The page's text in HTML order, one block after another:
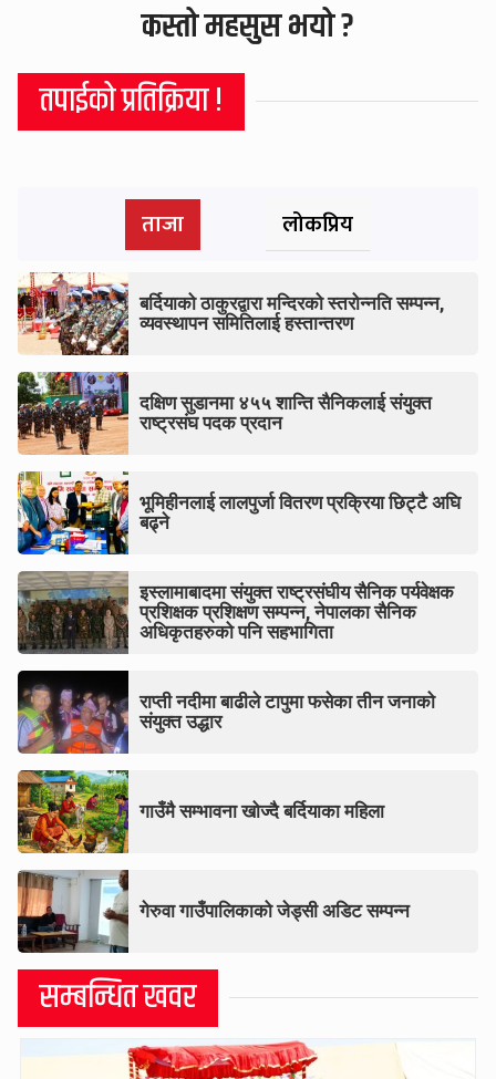
कस्तो महसुस भयो ?
तपाईको प्रतिक्रिया !
ताजा लोकप्रिय
बर्दियाको ठाकुरद्वारा मन्दिरको स्तरोन्नति सम्पन्न,
व्यवस्थापन समितिलाई हस्तान्तरण
दक्षिण सुडानमा ४५५ शान्ति सैनिकलाई संयुक्त
राष्ट्रसंघ पदक प्रदान
भूमिहीनलाई लालपुर्जा वितरण प्रक्रिया छिट्टै अघि
बढ्ने
इस्लामाबादमा संयुक्त राष्ट्रसंघीय सैनिक पर्यवेक्षक
प्रशिक्षक प्रशिक्षण सम्पन्न, नेपालका सैनिक
अधिकृतहरुको पनि सहभागिता
राप्ती नदीमा बाढीले टापुमा फसेका तीन जनाको
संयुक्त उद्धार
गाउँमै सम्भावना खोज्दै बर्दियाका महिला
गेरुवा गाउँपालिकाको जेड्सी अडिट सम्पन्न
सम्बन्धित खवर